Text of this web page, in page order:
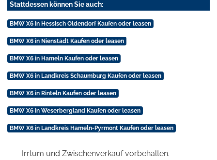
Stattdessen können Sie auch:
BMW X6 in Hessisch Oldendorf Kaufen oder leasen
BMW X6 in Nienstädt Kaufen oder leasen
BMW X6 in Hameln Kaufen oder leasen
BMW X6 in Landkreis Schaumburg Kaufen oder leasen
BMW X6 in Rinteln Kaufen oder leasen
BMW X6 in Weserbergland Kaufen oder leasen
BMW X6 in Landkreis Hameln-Pyrmont Kaufen oder leasen
Irrtum und Zwischenverkauf vorbehalten.